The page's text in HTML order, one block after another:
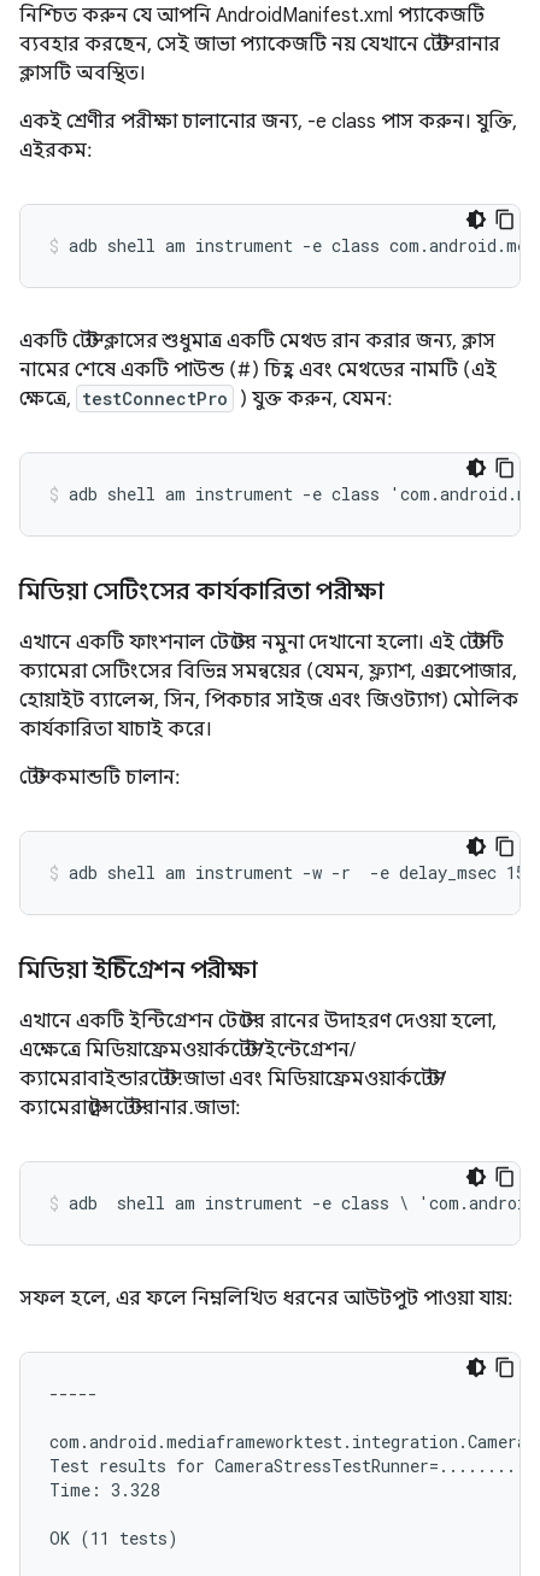
নিশ্চিত করুন যে আপনি AndroidManifest.xml প্যাকেজটি
ব্যবহার করছেন, সেই জাভা প্যাকেজটি নয় যেখানে টেস্ট রানার
ক্লাসটি অবস্থিত।
একই শ্রেণীর পরীক্ষা চালানোর জন্য, -e class পাস করুন। যুক্তি,
এইরকম:
একটি টেস্ট ক্লাসের শুধুমাত্র একটি মেথড রান করার জন্য, ক্লাস
নামের শেষে একটি পাউন্ড (#) চিহ্ন এবং মেথডের নামটি (এই
ক্ষেত্রে, testConnectPro ) যুক্ত করুন, যেমন:
মিডিয়া সেটিংসের কার্যকারিতা পরীক্ষা
এখানে একটি ফাংশনাল টেস্টের নমুনা দেখানো হলো। এই টেস্টটি
ক্যামেরা সেটিংসের বিভিন্ন সমন্বয়ের (যেমন, ফ্ল্যাশ, এক্সপোজার,
হোয়াইট ব্যালেন্স, সিন, পিকচার সাইজ এবং জিওট্যাগ) মৌলিক
কার্যকারিতা যাচাই করে।
টেস্ট কমান্ডটি চালান:
মিডিয়া ইন্টিগ্রেশন পরীক্ষা
এখানে একটি ইন্টিগ্রেশন টেস্টের রানের উদাহরণ দেওয়া হলো,
এক্ষেত্রে মিডিয়াফ্রেমওয়ার্কটেস্ট/ইন্টেগ্রেশন/
ক্যামেরাবাইন্ডারটেস্ট.জাভা এবং মিডিয়াফ্রেমওয়ার্কটেস্ট/
ক্যামেরাস্ট্রেসটেস্টরানার.জাভা:
adb  shell am instrument -e class \
সফল হলে, এর ফলে নিম্নলিখিত ধরনের আউটপুট পাওয়া যায়:
-----
Test results for
Time: 3.328
OK (11 tests)